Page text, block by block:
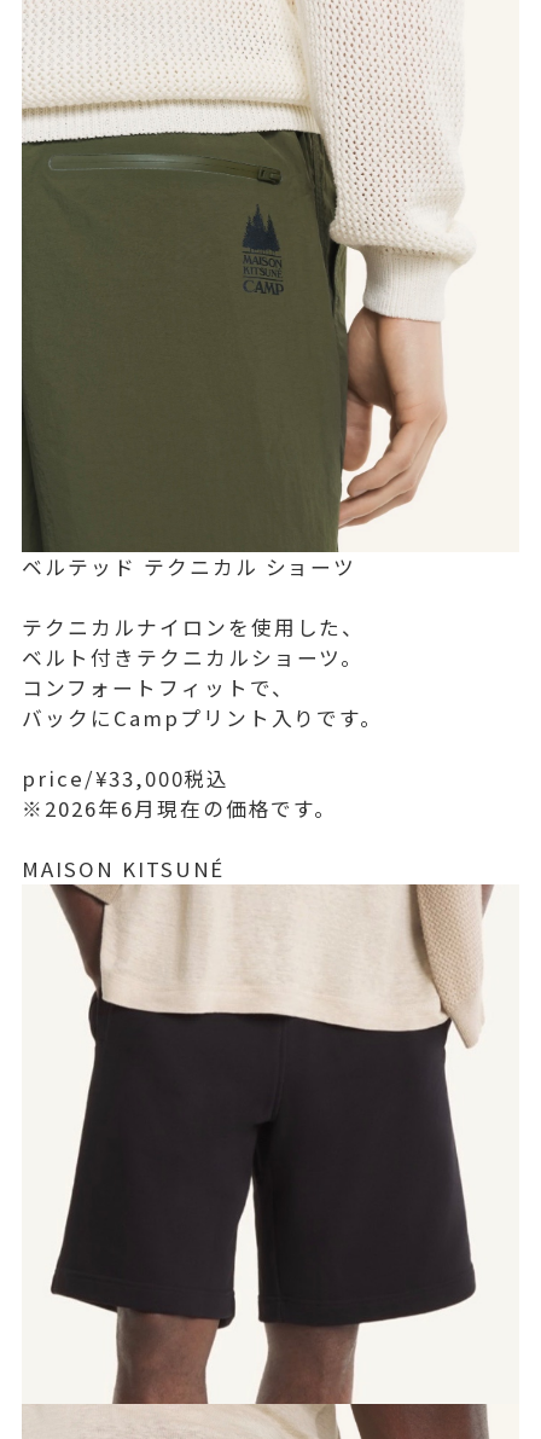
ベルテッド テクニカル ショーツ
テクニカルナイロンを使用した、
ベルト付きテクニカルショーツ。
コンフォートフィットで、
バックにCampプリント入りです。
price/¥33,000税込
※2026年6月現在の価格です。
MAISON KITSUNÉ